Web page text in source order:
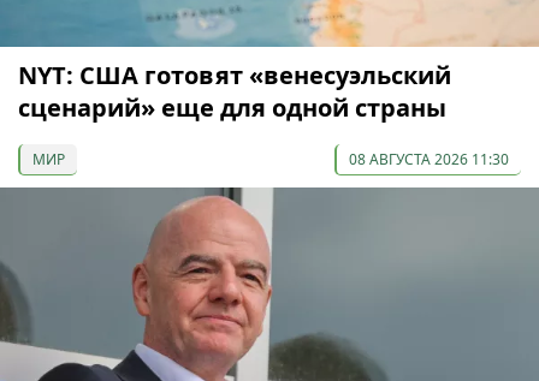
NYT: США готовят «венесуэльский
сценарий» еще для одной страны
МИР 08 АВГУСТА 2026 11:30